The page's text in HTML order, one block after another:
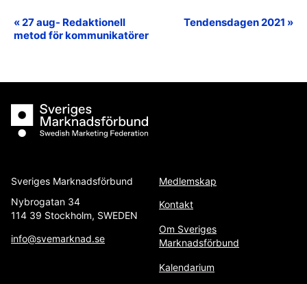
Event
Navigation
«27 aug- Redaktionell
metod för kommunikatörer
Tendensdagen 2021 »
Sveriges Marknadsförbund
Sveriges Marknadsförbund
Nybrogatan 34
114 39 Stockholm, SWEDEN
info@svemarknad.se
Medlemskap
Kontakt
Om Sveriges
Marknadsförbund
Kalendarium